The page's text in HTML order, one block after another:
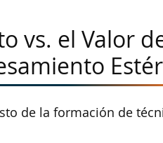
vs. el Valor
de la formación de